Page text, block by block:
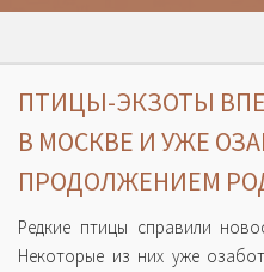
События Москвы
Москва
ПТИЦЫ-ЭКЗОТЫ
В МОСКВЕ И УЖЕ
ПРОДОЛЖЕНИЕМ
Редкие птицы справили
Некоторые из них уже